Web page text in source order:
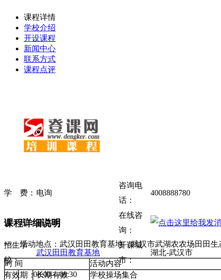
课程详情
学校介绍
开设课程
新闻中心
联系方式
课程点评
学 费： 电询
咨询电
话：
4008888780
返 现：请咨询
在线咨
询：
招生学
校：
武汉田田教育基地
开课城
市：
湖北-武汉市
有效期：长期有效
课程详细说明
一、活动地点：武汉田田教育基地（武汉市武湖农农场田田生
时 间 活动内容
08:00—08:30 学校操场集合